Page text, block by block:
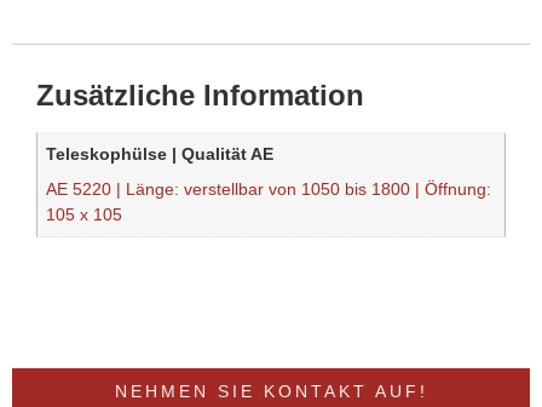
Zusätzliche Information
Teleskophülse | Qualität AE
AE 5220 | Länge: verstellbar von 1050 bis 1800 | Öffnung:
105 x 105
NEHMEN SIE KONTAKT AUF!